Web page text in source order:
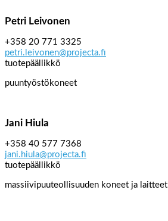
Petri Leivonen
+358 20 771 3325
petri.leivonen@projecta.fi
tuotepäällikkö
puuntyöstökoneet
Jani Hiula
+358 40 577 7368
jani.hiula@projecta.fi
tuotepäällikkö
massiivipuuteollisuuden koneet ja laitteet